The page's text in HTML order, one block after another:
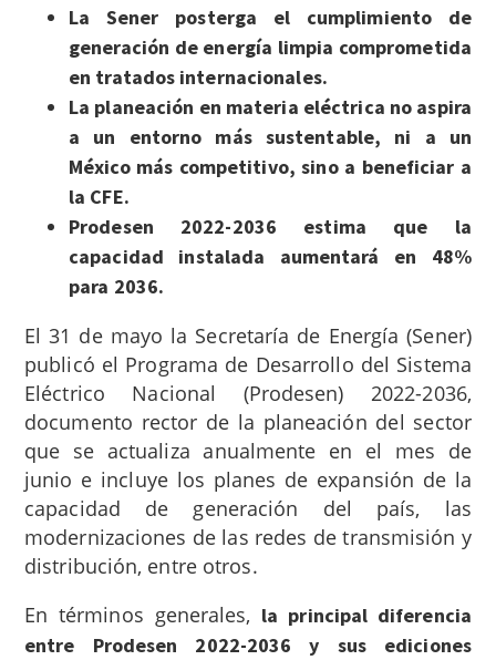
La Sener posterga el cumplimiento de
generación de energía limpia comprometida
en tratados internacionales.
La planeación en materia eléctrica no aspira
a un entorno más sustentable, ni a un
México más competitivo, sino a beneficiar a
la CFE.
Prodesen 2022-2036 estima que la
capacidad instalada aumentará en 48%
para 2036.
El 31 de mayo la Secretaría de Energía (Sener)
publicó el Programa de Desarrollo del Sistema
Eléctrico Nacional (Prodesen) 2022-2036,
documento rector de la planeación del sector
que se actualiza anualmente en el mes de
junio e incluye los planes de expansión de la
capacidad de generación del país, las
modernizaciones de las redes de transmisión y
distribución, entre otros.
En términos generales, la principal diferencia
entre Prodesen 2022-2036 y sus ediciones